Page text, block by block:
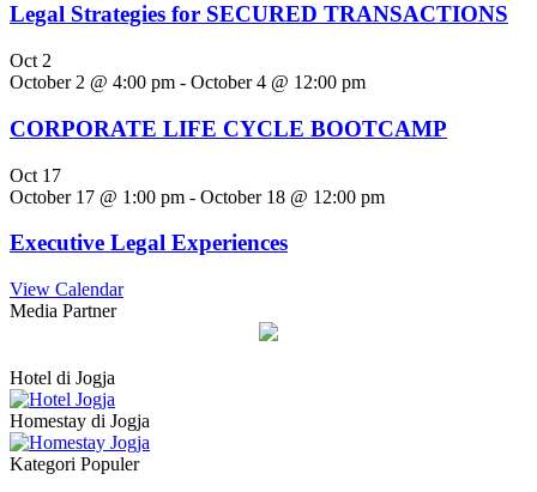
Legal Strategies for SECURED TRANSACTIONS
Oct 2
October 2 @ 4:00 pm - October 4 @ 12:00 pm
CORPORATE LIFE CYCLE BOOTCAMP
Oct 17
October 17 @ 1:00 pm - October 18 @ 12:00 pm
Executive Legal Experiences
View Calendar
Media Partner
Hotel di Jogja
Homestay di Jogja
Kategori Populer